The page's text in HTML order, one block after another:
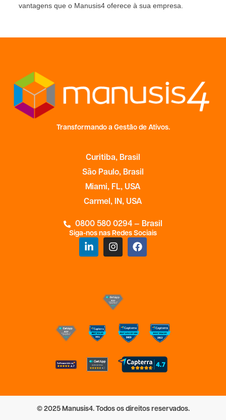
vantagens que o Manusis4 oferece à sua empresa.
Transformando a Gestão de Ativos.
Curitiba, Brasil
São Paulo, Brasil
Miami, FL, USA
Carmel, IN, USA
0800 580 0294 — Brasil
Siga-nos nas Redes Sociais
© 2025 Manusis4. Todos os direitos reservados.